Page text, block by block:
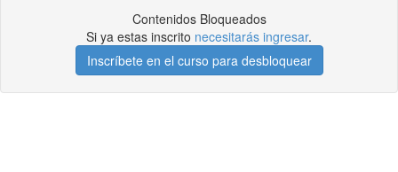
Contenidos Bloqueados
Si ya estas inscrito necesitarás ingresar.
Inscríbete en el curso para desbloquear